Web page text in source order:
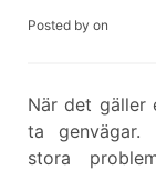
Posted by on
När det gäller
ta genvägar.
stora